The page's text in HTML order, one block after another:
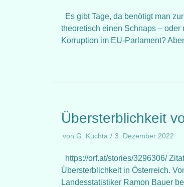
Es gibt Tage, da benötigt man
theoretisch einen Schnaps – oder
Korruption im EU-Parlament?
Übersterblichkeit
von G. Kuchta 3. Dezember 2022
https://orf.at/stories/3296306/
Übersterblichkeit in Österreich.
Landesstatistiker Ramon Bauer